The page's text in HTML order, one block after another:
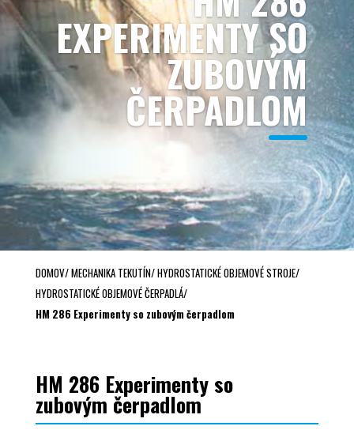
EXPERIMENTY SO
ZUBOVÝM
ČERPADLOM
DOMOV/MECHANIKA TEKUTÍN/HYDROSTATICKÉ OBJEMOVÉ STROJE/
HYDROSTATICKÉ OBJEMOVÉ ČERPADLÁ/
HM 286 Experimenty so zubovým čerpadlom
HM 286 Experimenty so
zubovým čerpadlom